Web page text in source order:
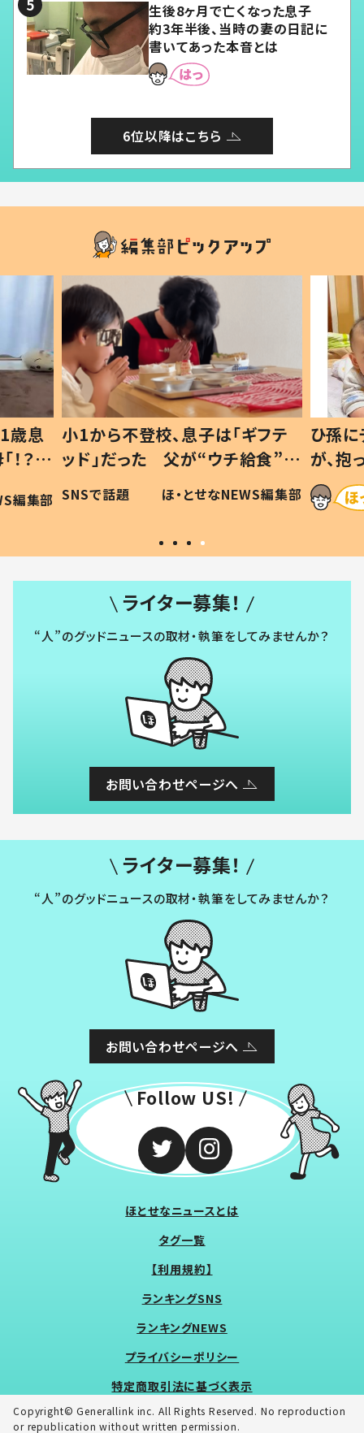
生後8ヶ月で亡くなった息子
約3年半後、当時の妻の日記に
書いてあった本音とは
6位以降はこちら
歳息
？」
編集部
小1から不登校、息子は「ギフテ
ッド」だった 父が“ウチ給食”を
作り続ける理由とは #令和の親
#令和の子
SNSで話題 ほ・とせなNEWS編集部
ひ孫
が、
「涙が
い」
ライター募集！
“人”のグッドニュースの取材・執筆をしてみませんか？
お問い合わせページへ
ライター募集！
“人”のグッドニュースの取材・執筆をしてみませんか？
お問い合わせページへ
Follow US!
ほとせなニュースとは
タグ一覧
【利用規約】
ランキングSNS
ランキングNEWS
プライバシーポリシー
特定商取引法に基づく表示
Copyright© Generallink inc. All Rights Reserved. No reproduction
or republication without written permission.